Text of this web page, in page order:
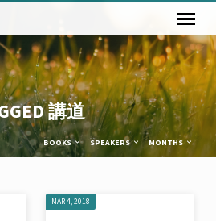
講道
BOOKS SPEAKERS MONTHS
MAR 4, 2018